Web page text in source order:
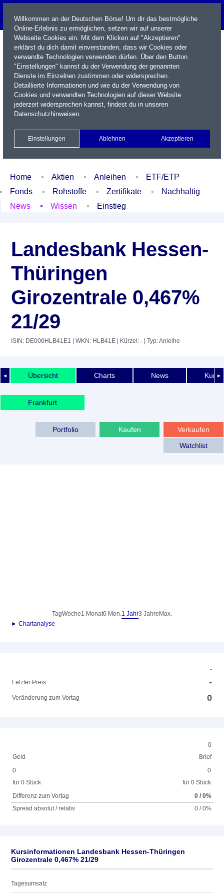
Name / WKN / ISIN / Kürzel
Xetra Realtime
Watchlist Portfolio Login
Home Aktien Anleihen
ETF/ETP
Fonds
Rohstoffe Zertifikate
Nachhaltig
News
Wissen Einstieg
Landesbank Hessen-
Thüringen
Girozentrale 0,467%
21/29
ISIN: DE000HLB41E1 | WKN: HLB41E | Kürzel: - | Typ: Anleihe
◄ ►
Übersicht Charts News
Frankfurt
Verkaufen
Kaufen
Portfolio
Watchlist
TagWoche1 Monat6 Mon.1 Jahr3 Jahre Max.
► Chartanalyse
-
Letzter Preis
-
Veränderung zum Vortag 0
0
Geld
Brief
0
für 0 Stück
0
für 0 Stück
Differenz zum Vortag
0 / 0%
Spread absolut / relativ
0 / 0%
Kursinformationen Landesbank Hessen-Thüringen
Girozentrale 0,467% 21/29
Tagesumsatz
Willkommen an der Deutschen Börse! Um dir das bestmögliche
Online-Erlebnis zu ermöglichen, setzen wir auf unserer
Webseite Cookies ein. Mit dem Klicken auf "Akzeptieren"
erklärst du dich damit einverstanden, dass wir Cookies oder
verwandte Technologien verwenden dürfen. Über den Button
"Einstellungen" kannst du der Verwendung der genannten
Dienste im Einzelnen zustimmen oder widersprechen.
Detaillierte Informationen und wie du der Verwendung von
Cookies und verwandten Technologien auf dieser Website
jederzeit widersprechen kannst, findest du in unseren
Datenschutzhinweisen.
Einstellungen Ablehnen Akzeptieren